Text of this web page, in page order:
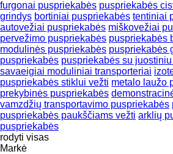
furgonai puspriekabės puspriekabės
grindys bortiniai puspriekabės tentiniai
autovežiai puspriekabės miškovežiai
pervežimo puspriekabės puspriekabės
modulinės puspriekabės puspriekabės
puspriekabės puspriekabės su
savaeigiai moduliniai transporteriai
puspriekabės stiklui vežti metalo laužo
prekybinės puspriekabės
vamzdžių transportavimo puspriekabės
puspriekabės paukščiams vežti arklių
puspriekabės
rodyti visas
Markė